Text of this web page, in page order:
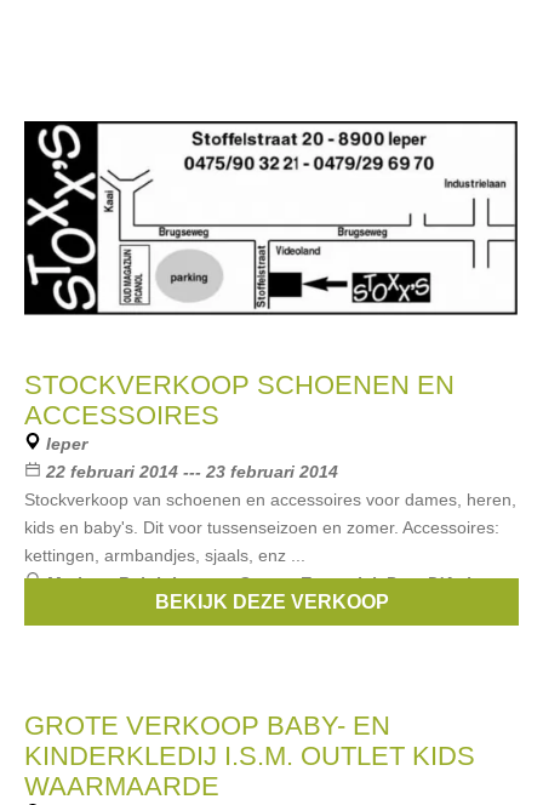
STOCKVERKOOP SCHOENEN EN
ACCESSOIRES
Ieper
22 februari 2014 --- 23 februari 2014
Stockverkoop van schoenen en accessoires voor dames, heren,
kids en baby's. Dit voor tussenseizoen en zomer. Accessoires:
kettingen, armbandjes, sjaals, enz ...
Merken:Ralph Lauren,Scapa,Essentiel,Pom D'Api,
BEKIJK DEZE VERKOOP
GROTE VERKOOP BABY- EN
KINDERKLEDIJ I.S.M. OUTLET KIDS
WAARMAARDE